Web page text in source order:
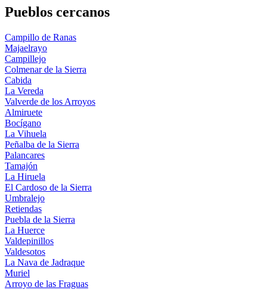
Pueblos cercanos
Campillo de Ranas
Majaelrayo
Campillejo
Colmenar de la Sierra
Cabida
La Vereda
Valverde de los Arroyos
Almiruete
Bocígano
La Vihuela
Peñalba de la Sierra
Palancares
Tamajón
La Hiruela
El Cardoso de la Sierra
Umbralejo
Retiendas
Puebla de la Sierra
La Huerce
Valdepinillos
Valdesotos
La Nava de Jadraque
Muriel
Arroyo de las Fraguas